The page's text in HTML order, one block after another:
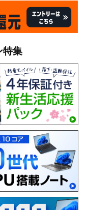
特集